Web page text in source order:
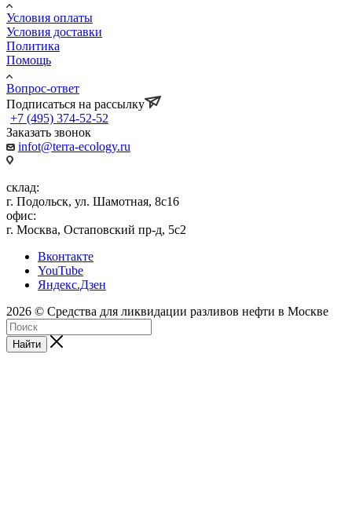
Условия оплаты
Условия доставки
Политика
Помощь
Вопрос-ответ
Подписаться на рассылку
+7 (495) 374-52-52
Заказать звонок
infot@terra-ecology.ru
склад:
г. Подольск, ул. Шамотная, 8с16
офис:
г. Москва, Остаповский пр-д, 5с2
Вконтакте
YouTube
Яндекс.Дзен
2026 © Средства для ликвидации разливов нефти в Москве
Найти